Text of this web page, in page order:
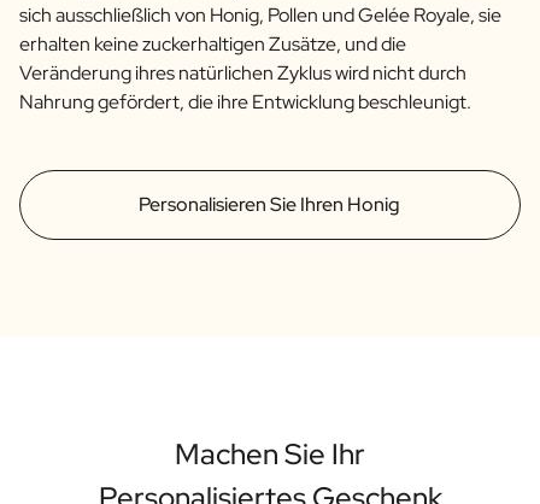
Personalisieren Sie Ihren Honig
sich ausschließlich von Honig, Pollen und Gelée Royale, sie
erhalten keine zuckerhaltigen Zusätze, und die
Veränderung ihres natürlichen Zyklus wird nicht durch
Nahrung gefördert, die ihre Entwicklung beschleunigt.
Machen Sie Ihr